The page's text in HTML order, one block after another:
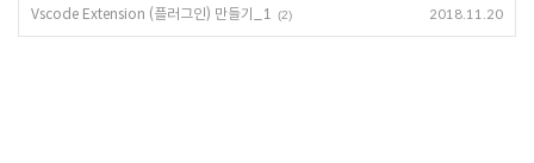
Vscode Extension (플러그인) 만들기_1 (2) 2018.11.20